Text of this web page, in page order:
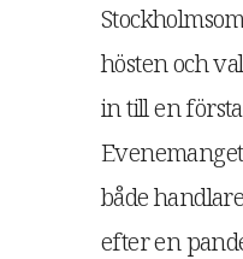
hösten och
in till en
både
efter en